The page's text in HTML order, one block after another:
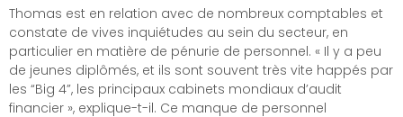
Thomas est en relation avec de nombreux comptables et
constate de vives inquiétudes au sein du secteur, en
particulier en matière de pénurie de personnel. « Il y a peu
de jeunes diplômés, et ils sont souvent très vite happés par
les “Big 4”, les principaux cabinets mondiaux d’audit
financier », explique-t-il. Ce manque de personnel